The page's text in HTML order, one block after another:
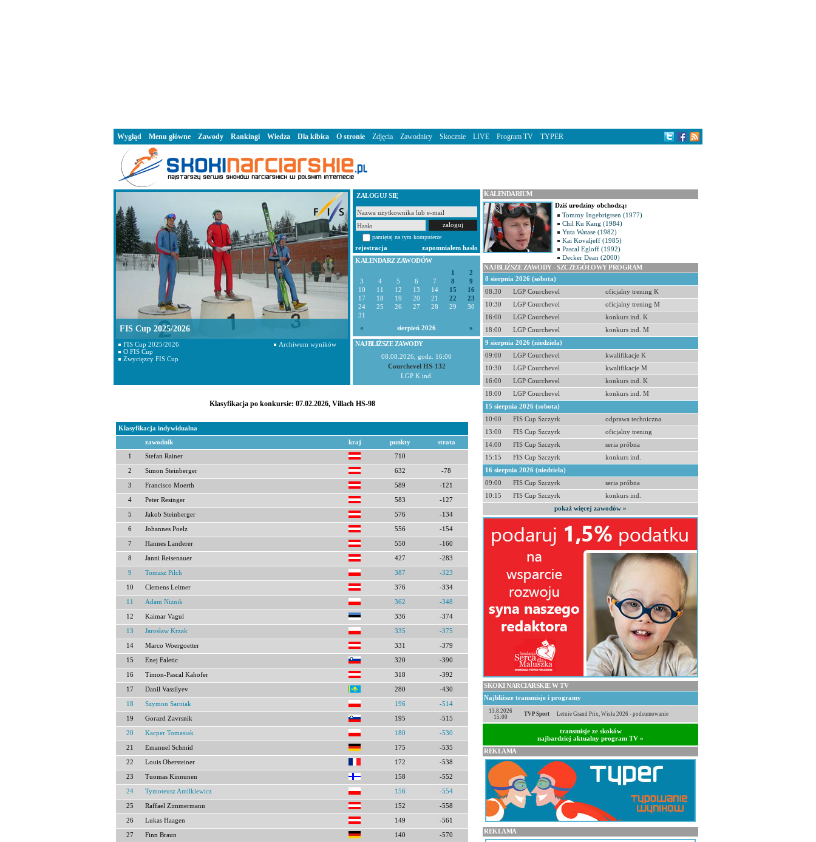
ZALOGUJ SIĘ
pamiętaj na tym komputerze
rejestracja
zapomniałem hasło
KALENDARZ ZAWODÓW
1
2
3
4 5 6 7 8
9
10
11 12 13 14 15
16
17
18 19 20 21 22
23
24
25 26 27 28 29
30
31
«
sierpień 2026 »
NAJBLIŻSZE ZAWODY
08.08.2026, godz. 16:00
Courchevel HS-132
LGP K ind.
Klasyfikacja po konkursie: 07.02.2026, Villach HS-98
Klasyfikacja indywidualna
zawodnik kraj punkty strata
1 Stefan Rainer 710
2 Simon Steinberger 632 -78
3 Francisco Moerth 589 -121
4 Peter Resinger 583 -127
5 Jakob Steinberger 576 -134
6 Johannes Poelz 556 -154
7 Hannes Landerer 550 -160
8 Janni Reisenauer 427 -283
9 Tomasz Pilch 387 -323
10 Clemens Leitner 376 -334
11 Adam Niżnik 362 -348
12 Kaimar Vagul 336 -374
13 Jarosław Krzak 335 -375
14 Marco Woergoetter 331 -379
15 Enej Faletic 320 -390
16 Timon-Pascal Kahofer 318 -392
17 Danil Vassilyev 280 -430
18 Szymon Sarniak 196 -514
19 Gorazd Zavrsnik 195 -515
20 Kacper Tomasiak 180 -530
21 Emanuel Schmid 175 -535
22 Louis Obersteiner 172 -538
23 Tuomas Kinnunen 158 -552
24 Tymoteusz Amilkiewicz 156 -554
25 Raffael Zimmermann 152 -558
26 Lukas Haagen 149 -561
27 Finn Braun 140 -570
FIS Cup 2025/2026
FIS Cup 2025/2026
Archiwum wyników
O FIS Cup
Zwycięzcy FIS Cup
KALENDARIUM
Dziś urodziny obchodzą:
Tommy Ingebrigtsen (1977)
Chil Ku Kang (1984)
Yuta Watase (1982)
Kai Kovaljeff (1985)
Pascal Egloff (1992)
Decker Dean (2000)
NAJBLIŻSZE ZAWODY - SZCZEGÓŁOWY PROGRAM
8 sierpnia 2026 (sobota)
08:30
LGP Courchevel
oficjalny trening K
10:30
LGP Courchevel
oficjalny trening M
16:00
LGP Courchevel
konkurs ind. K
18:00
LGP Courchevel
konkurs ind. M
9 sierpnia 2026 (niedziela)
09:00
LGP Courchevel
kwalifikacje K
10:30
LGP Courchevel
kwalifikacje M
16:00
LGP Courchevel
konkurs ind. K
18:00
LGP Courchevel
konkurs ind. M
15 sierpnia 2026 (sobota)
10:00
FIS Cup Szczyrk
odprawa techniczna
13:00
FIS Cup Szczyrk
oficjalny trening
14:00
FIS Cup Szczyrk
seria próbna
15:15
FIS Cup Szczyrk
konkurs ind.
16 sierpnia 2026 (niedziela)
09:00
FIS Cup Szczyrk
seria próbna
10:15
FIS Cup Szczyrk
konkurs ind.
pokaż więcej zawodów »
SKOKI NARCIARSKIE W TV
Najbliższe transmisje i programy
13.8.2026
15:00
TVP Sport Letnie Grand Prix, Wisła 2026 - podsumowanie
transmisje ze skoków
najbardziej aktualny program TV »
REKLAMA
REKLAMA
Wygląd Menu główne Zawody Rankingi Wiedza Dla kibica O stronie Zdjęcia Zawodnicy Skocznie LIVE Program TV TYPER